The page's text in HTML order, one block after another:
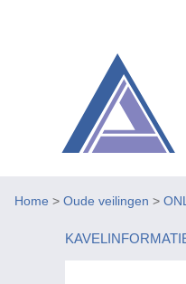
Home > Oude veilingen >